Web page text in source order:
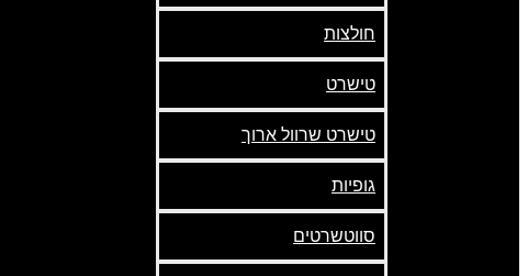
חולצות
טישרט
טישרט שרוול ארוך
גופיות
סווטשרטים